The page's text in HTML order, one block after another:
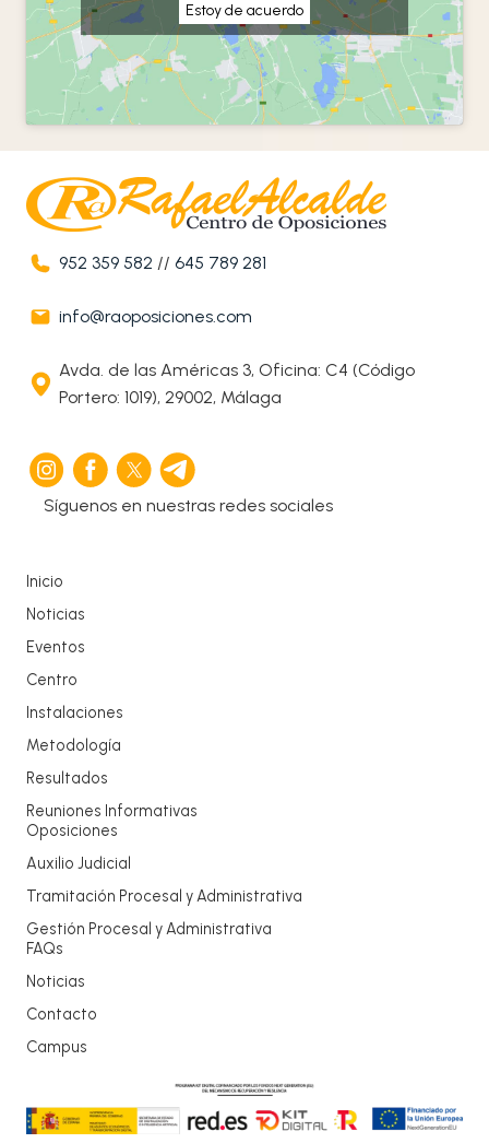
Estoy de acuerdo
952 359 582 //645 789 281
info@raoposiciones.com
Avda. de las Américas 3, Oficina: C4 (Código
Portero: 1019), 29002, Málaga
Síguenos en nuestras redes sociales
Inicio
Noticias
Eventos
Centro
Instalaciones
Metodología
Resultados
Reuniones Informativas
Oposiciones
Auxilio Judicial
Tramitación Procesal y Administrativa
Gestión Procesal y Administrativa
FAQs
Noticias
Contacto
Campus